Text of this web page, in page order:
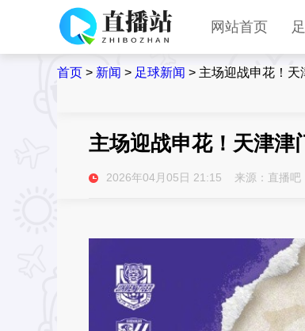
网站首页
首页 > 新闻 > 足球新闻 > 主场迎战申花！天
主场迎战申花！天津津
2026年04月05日 21:15 来源：直播吧